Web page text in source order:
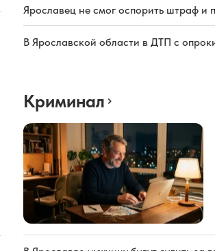
Ярославец не смог оспорить штраф и
В Ярославской области в ДТП с
Криминал